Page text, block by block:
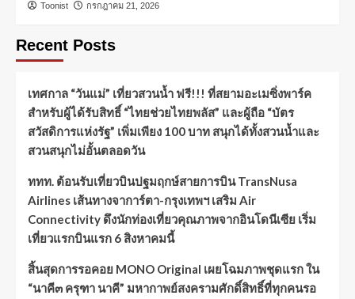
Toonist กรกฎาคม 21, 2026
Recent Posts
เทศกาล “วันแม่” เที่ยวสวนน้ำ ฟรี!!! ที่สยามอะเมซิ่งพาร์ค
สำหรับผู้ได้รับสิทธิ์ “ไทยช่วยไทยพลัส” และผู้ถือ “บัตร
สวัสดิการแห่งรัฐ” เพิ่มเพียง 100 บาท สนุกได้ทั้งสวนน้ำและ
สวนสนุกไม่อั้นตลอดวัน
ททท. ต้อนรับเที่ยวบินปฐมฤกษ์สายการบิน TransNusa
Airlines เส้นทางจาการ์ตา-กรุงเทพฯ เสริม Air
Connectivity ดึงนักท่องเที่ยวคุณภาพจากอินโดนีเซีย เริ่ม
เที่ยวแรกบินแรก 6 สิงหาคมนี้
สิ้นสุดการรอคอย MONO Original เผยโฉมภาพชุดแรก ใน
“นาคี๓ ครุฑา นาคี” มหากาพย์สงครามศักดิ์สิทธิ์ที่ทุกคนรอ